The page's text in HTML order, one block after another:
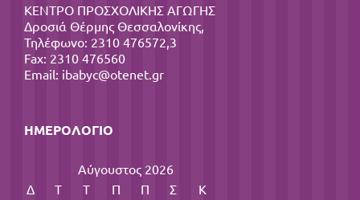
ΚΕΝΤΡΟ ΠΡΟΣΧΟΛΙΚΗΣ ΑΓΩΓΗΣ
Δροσιά Θέρμης Θεσσαλονίκης,
Τηλέφωνο: 2310 476572,3
Fax: 2310 476560
Email: ibabyc@otenet.gr
ΗΜΕΡΟΛΌΓΙΟ
Αύγουστος 2026
Δ
Τ Τ Π Π Σ
Κ